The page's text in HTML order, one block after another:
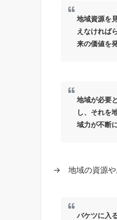
地域資源を
えなければ
来の価値を
地域が必要
し、それを
域力が不断
→ 地域の資源や
バケツに入